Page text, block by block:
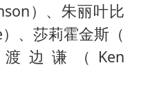
）、朱丽叶比
、莎莉霍金斯（
渡边谦（Ken